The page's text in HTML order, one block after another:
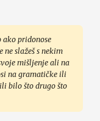
pridonose
slažeš s nekim
mišljenje ali na
na gramatičke ili
bilo što drugo što